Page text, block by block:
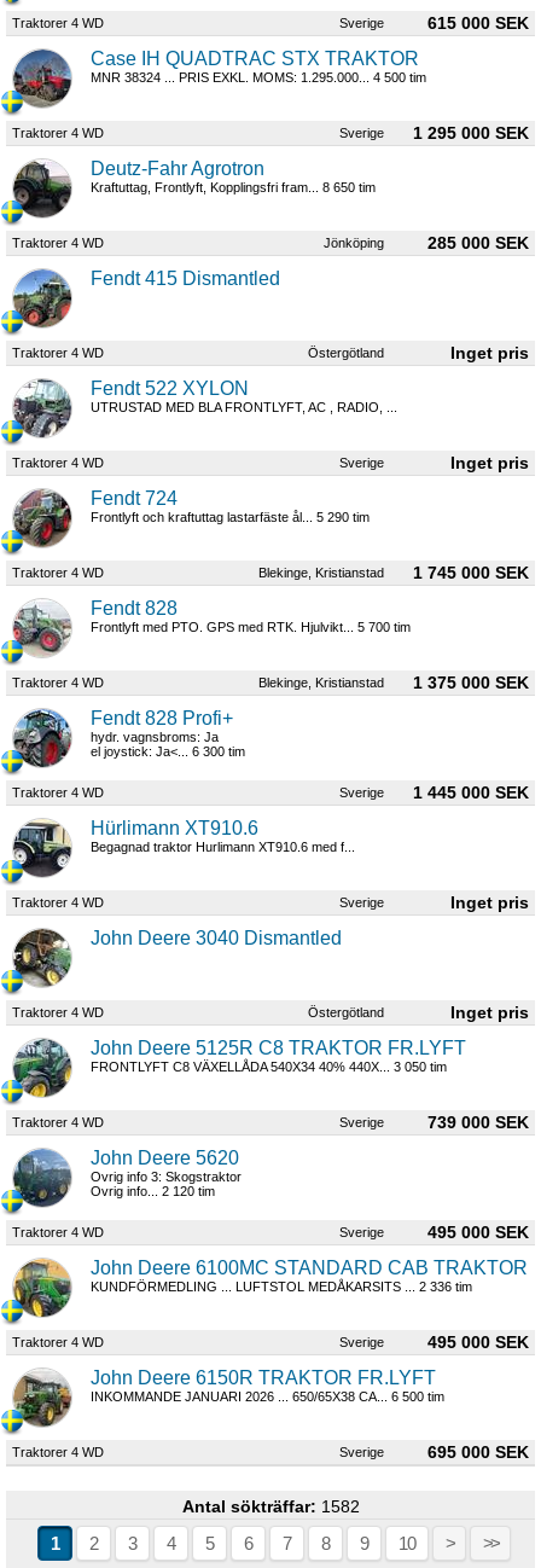
Traktorer 4 WD Sverige 615 000 SEK
Case IH QUADTRAC STX TRAKTOR
MNR 38324 ... PRIS EXKL. MOMS: 1.295.000... 4 500 tim
Traktorer 4 WD Sverige 1 295 000 SEK
Deutz-Fahr Agrotron
Kraftuttag, Frontlyft, Kopplingsfri fram... 8 650 tim
Traktorer 4 WD Jönköping 285 000 SEK
Fendt 415 Dismantled
Traktorer 4 WD Östergötland
Fendt 522 XYLON
UTRUSTAD MED BLA FRONTLYFT, AC , RADIO, ...
Traktorer 4 WD Sverige
Fendt 724
Frontlyft och kraftuttag lastarfäste ål... 5 290 tim
Traktorer 4 WD Blekinge, Kristianstad 1 745 000 SEK
Fendt 828
Frontlyft med PTO. GPS med RTK. Hjulvikt... 5 700 tim
Traktorer 4 WD Blekinge, Kristianstad 1 375 000 SEK
Fendt 828 Profi+
hydr. vagnsbroms: Ja
el joystick: Ja<... 6 300 tim
Traktorer 4 WD Sverige 1 445 000 SEK
Hürlimann XT910.6
Begagnad traktor Hurlimann XT910.6 med f...
Traktorer 4 WD Sverige
John Deere 3040 Dismantled
Traktorer 4 WD Östergötland
John Deere 5125R C8 TRAKTOR FR.LYFT
FRONTLYFT C8 VÄXELLÅDA 540X34 40% 440X... 3 050 tim
Traktorer 4 WD Sverige 739 000 SEK
John Deere 5620
Ovrig info 3: Skogstraktor
Ovrig info... 2 120 tim
Traktorer 4 WD Sverige 495 000 SEK
John Deere 6100MC STANDARD CAB TRAKTOR
KUNDFÖRMEDLING ... LUFTSTOL MEDÅKARSITS ... 2 336 tim
Traktorer 4 WD Sverige 495 000 SEK
John Deere 6150R TRAKTOR FR.LYFT
INKOMMANDE JANUARI 2026 ... 650/65X38 CA... 6 500 tim
Traktorer 4 WD Sverige 695 000 SEK
Antal sökträffar: 1582
1 2 3 4 5 6 7 8 9 10 > >>